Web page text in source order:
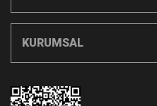
KURUMSAL